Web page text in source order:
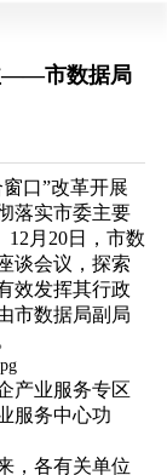
——市数据局
口”改革开展
落实市委主要
12月20日，市数
谈会议，探索
效发挥其行政
市数据局副局
产业服务专区
服务中心功
，各有关单位